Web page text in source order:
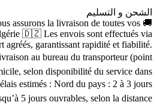
الشحن و التسليم
assurons la livraison de toutes vos
🇩🇿 Les envois sont effectués via
agréés, garantissant rapidité et fiabilité.
au bureau du transporteur (point
selon disponibilité du service dans
estimés : Nord du pays : 2 à 3 jours
5 jours ouvrables, selon la distance